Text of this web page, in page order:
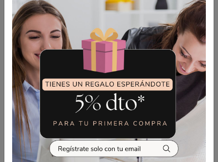
13,00 €
CUCHILLA SUPERIOR OVERLOCK
SIRUBA (KR23)
VER MÁS